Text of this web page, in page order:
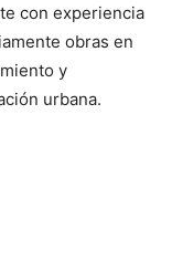
con experiencia
obras en
y
urbana.